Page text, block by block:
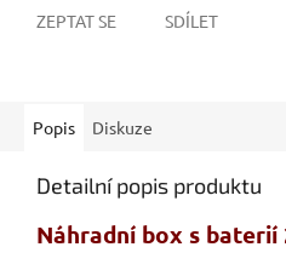
ZEPTAT SE SDÍLET
Popis Diskuze
Detailní popis produktu
Náhradní box s baterií